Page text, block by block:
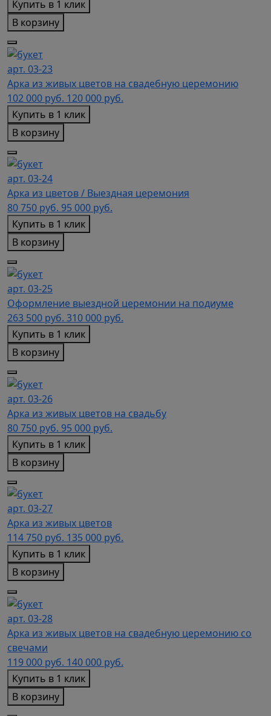
Купить в 1 клик
В корзину
арт. 03-23
Арка из живых цветов на свадебную церемонию
102 000 руб. 120 000 руб.
Купить в 1 клик
В корзину
арт. 03-24
Арка из цветов / Выездная церемония
80 750 руб. 95 000 руб.
Купить в 1 клик
В корзину
арт. 03-25
Оформление выездной церемонии на подиуме
263 500 руб. 310 000 руб.
Купить в 1 клик
В корзину
арт. 03-26
Арка из живых цветов на свадьбу
80 750 руб. 95 000 руб.
Купить в 1 клик
В корзину
арт. 03-27
Арка из живых цветов
114 750 руб. 135 000 руб.
Купить в 1 клик
В корзину
арт. 03-28
Арка из живых цветов на свадебную церемонию со
свечами
119 000 руб. 140 000 руб.
Купить в 1 клик
В корзину